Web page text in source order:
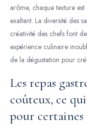
arôme, chaque texture
exaltant. La diversité des
créativité des chefs font
expérience culinaire
de la dégustation pour
Les repas
coûteux, ce
pour certaines